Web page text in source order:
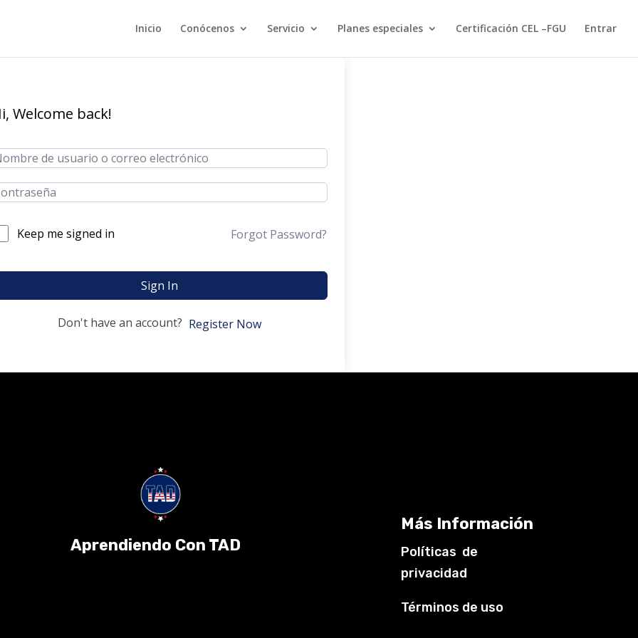
Inicio Conócenos Servicio Planes especiales Certificación CEL –FGU Entrar
Welcome back!
Keep me signed in Forgot Password?
Sign In
Don't have an account? Register Now
Aprendiendo Con TAD
Más Información
Políticas de
privacidad
Términos de uso